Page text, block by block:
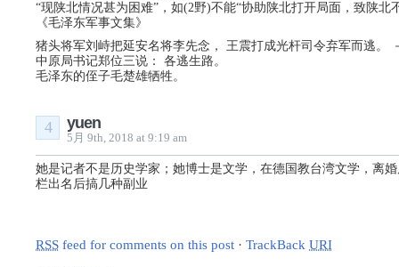
“现陕北情况甚为困难”，如(2野)不能“协助陕北打开局面，致陕北
《毛泽东军事文集》
猪头将军刘峙把延安名将李先念， 王震打成光杆司令弃军而逃。
中原局书记郑位三说： 各逃生路。
毛泽东的侄子毛楚雄牺牲。
yuen
5月 9th, 2018 at 9:19 am
4
她是记者不是历史学家；她博士是文学，在德国教台湾文学，离
栏出名后搞几种副业
RSS feed for comments on this post · TrackBack URI